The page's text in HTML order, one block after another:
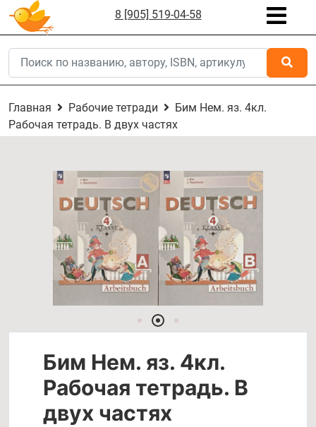
8 [905] 519-04-58
Главная Рабочие тетради
Бим Нем. яз. 4кл.
Рабочая тетрадь. В двух частях
Бим Нем. яз. 4кл.
Рабочая тетрадь. В
двух частях